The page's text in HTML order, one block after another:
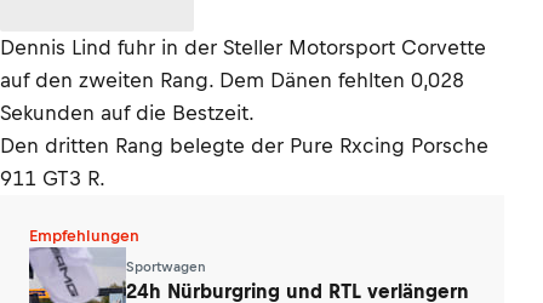
Dennis Lind fuhr in der Steller Motorsport Corvette
auf den zweiten Rang. Dem Dänen fehlten 0,028
Sekunden auf die Bestzeit.
Den dritten Rang belegte der Pure Rxcing Porsche
911 GT3 R.
Empfehlungen
Sportwagen
24h Nürburgring und RTL verlängern